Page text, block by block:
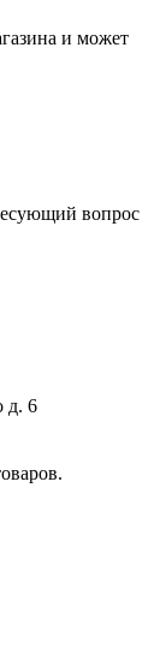
и может
вопрос
д. 6